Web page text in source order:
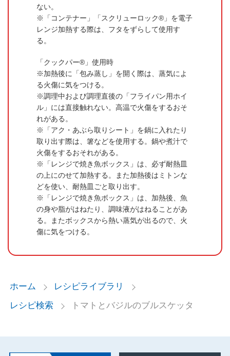
ない。
「コンテナー」「スクリューロック®」を電子
レンジ加熱する際は、フタをずらして使用す
る。
「クックパー®」使用時
加熱後に「包み蒸し」を開く際は、蒸気によ
る火傷に気をつける。
調理中および調理直後の「フライパン用ホイ
ル」には直接触れない。高温で火傷をするおそ
れがある。
「アク・あぶら取りシート」を鍋に入れたり
取り出す際は、箸などを使用する。鍋や煮汁で
火傷をするおそれがある。
「レンジで焼き魚ボックス」は、必ず耐熱皿
の上にのせて加熱する。また加熱後はミトンな
どを使い、耐熱皿ごと取り出す。
「レンジで焼き魚ボックス」は、加熱後、魚
の身や脂がはねたり、調味液がはねることがあ
る。またボックスから熱い蒸気が出るので、火
傷に気をつける。
ホーム
レシピライブラリ
レシピ検索
トマトとバジルのブルスケッタ